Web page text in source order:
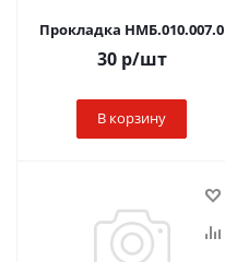
Прокладка НМБ.010.007.0
30р/шт
В корзину